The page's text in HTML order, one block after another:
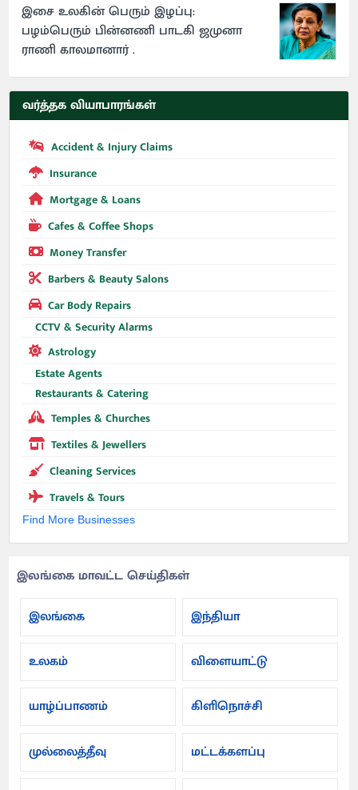
இசை உலகின் பெரும் இழப்பு:
பழம்பெரும் பின்னணி பாடகி ஜமுனா
ராணி காலமானார் .
வர்த்தக வியாபாரங்கள்
Accident & Injury Claims
Insurance
Mortgage & Loans
Cafes & Coffee Shops
Money Transfer
Barbers & Beauty Salons
Car Body Repairs
CCTV & Security Alarms
Astrology
Estate Agents
Restaurants & Catering
Temples & Churches
Textiles & Jewellers
Cleaning Services
Travels & Tours
Find More Businesses
இலங்கை மாவட்ட செய்திகள்
இலங்கை
இந்தியா
உலகம் விளையாட்டு
யாழ்ப்பாணம் கிளிநொச்சி
முல்லைத்தீவு மட்டக்களப்பு